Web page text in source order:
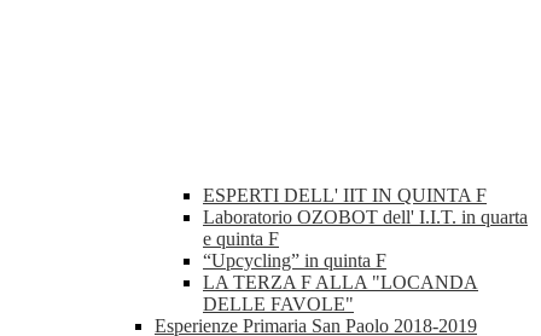
ESPERTI DELL' IIT IN QUINTA F
Laboratorio OZOBOT dell' I.I.T. in quarta
e quinta F
“Upcycling” in quinta F
LA TERZA F ALLA "LOCANDA
DELLE FAVOLE"
Esperienze Primaria San Paolo 2018-2019